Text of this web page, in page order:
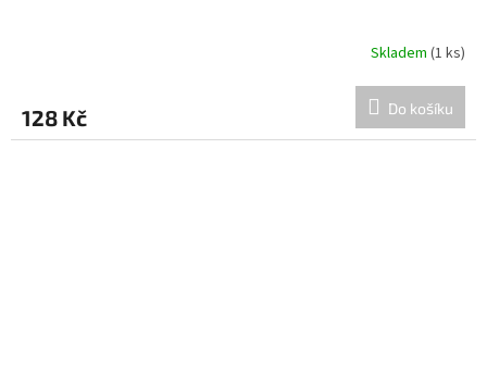
Skladem (1 ks)
128 Kč Do košíku